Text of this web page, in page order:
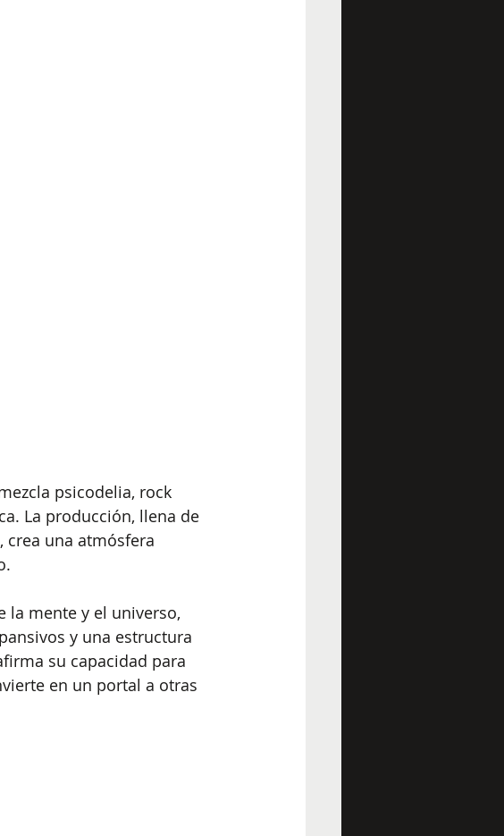
psicodelia, rock
La producción, llena de
crea una atmósfera
la mente y el universo,
y una estructura
su capacidad para
en un portal a otras